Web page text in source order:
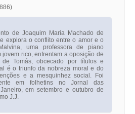
de Joaquim Maria Machado de
explora o conflito entre o amor e o
uma professora de piano
jovem rico, enfrentam a oposição de
Tomás, obcecado por títulos e
é o triunfo da nobreza moral e do
e a mesquinhez social. Foi
em folhetins no Jornal das
em setembro e outubro de
J.J.